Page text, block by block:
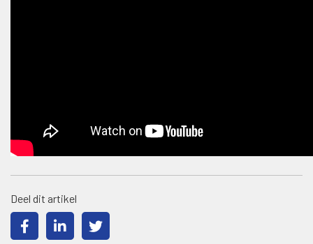
Deel dit artikel